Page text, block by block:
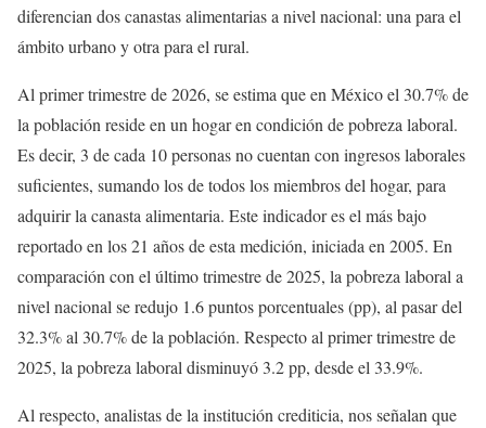
diferencian dos canastas alimentarias a nivel nacional: una para el
ámbito urbano y otra para el rural.
Al primer trimestre de 2026, se estima que en México el 30.7% de
la población reside en un hogar en condición de pobreza laboral.
Es decir, 3 de cada 10 personas no cuentan con ingresos laborales
suficientes, sumando los de todos los miembros del hogar, para
adquirir la canasta alimentaria. Este indicador es el más bajo
reportado en los 21 años de esta medición, iniciada en 2005. En
comparación con el último trimestre de 2025, la pobreza laboral a
nivel nacional se redujo 1.6 puntos porcentuales (pp), al pasar del
32.3% al 30.7% de la población. Respecto al primer trimestre de
2025, la pobreza laboral disminuyó 3.2 pp, desde el 33.9%.
Al respecto, analistas de la institución crediticia, nos señalan que